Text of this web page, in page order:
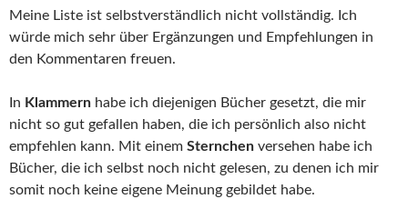
Meine Liste ist selbstverständlich nicht vollständig. Ich
würde mich sehr über Ergänzungen und Empfehlungen in
den Kommentaren freuen.
In Klammern habe ich diejenigen Bücher gesetzt, die mir
nicht so gut gefallen haben, die ich persönlich also nicht
empfehlen kann. Mit einem Sternchen versehen habe ich
Bücher, die ich selbst noch nicht gelesen, zu denen ich mir
somit noch keine eigene Meinung gebildet habe.